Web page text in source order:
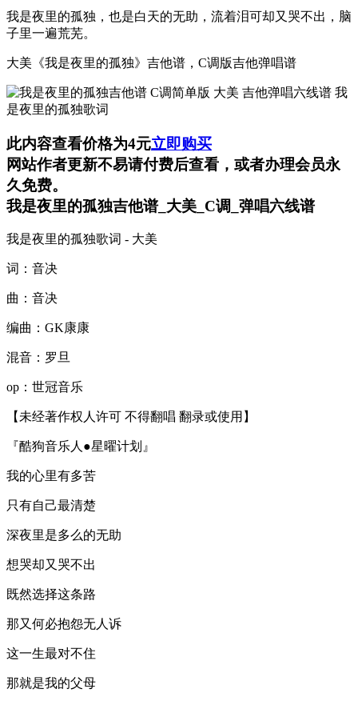
我是夜里的孤独，也是白天的无助，流着泪可却又哭不出，脑
子里一遍荒芜。
大美《我是夜里的孤独》吉他谱，C调版吉他弹唱谱
此内容查看价格为4元立即购买
网站作者更新不易请付费后查看，或者办理会员永
久免费。
我是夜里的孤独吉他谱_大美_C调_弹唱六线谱
我是夜里的孤独歌词 - 大美
词：音决
曲：音决
编曲：GK康康
混音：罗旦
op：世冠音乐
【未经著作权人许可 不得翻唱 翻录或使用】
『酷狗音乐人●星曜计划』
我的心里有多苦
只有自己最清楚
深夜里是多么的无助
想哭却又哭不出
既然选择这条路
那又何必抱怨无人诉
这一生最对不住
那就是我的父母